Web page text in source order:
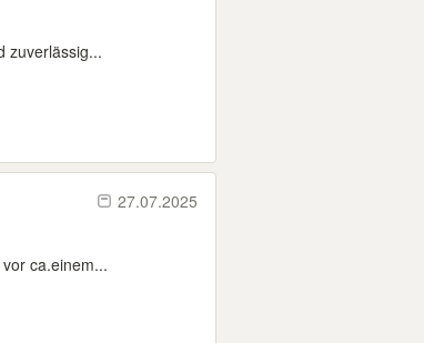
zuverlässig...
27.07.2025
ca.einem...